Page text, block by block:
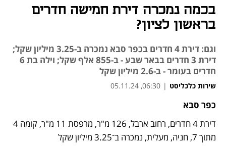
בכמה נמכרה דירת חמישה חדרים
בראשון לציון?
וגם: דירת 4 חדרים בכפר סבא נמכרה ב-3.25 מיליון שקל;
דירת 3 חדרים בבאר שבע - ב-855 אלף שקל; וילה בת 6
חדרים בעומר - ב-2.6 מיליון שקל
שירות כלכליסט |
06:30, 05.11.24
כפר סבא
מתוך 7, חניה, מעלית, נמכרה ב־3.25 מיליון שקל